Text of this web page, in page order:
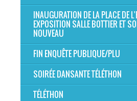
INAUGURATION DE LA PLACE DE
EXPOSITION SALLE BOTTIER ET
NOUVEAU
FIN ENQUÊTE PUBLIQUE/PLU
SOIRÉE DANSANTE TÉLÉTHON
TÉLÉTHON